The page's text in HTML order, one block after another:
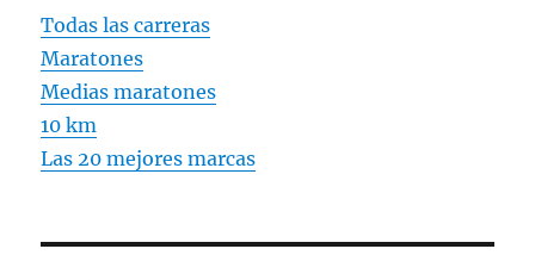
Todas las carreras
Maratones
Medias maratones
10 km
Las 20 mejores marcas